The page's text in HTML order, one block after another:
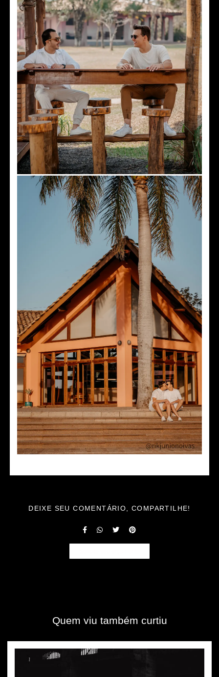
DEIXE SEU COMENTÁRIO, COMPARTILHE!
Quem viu também curtiu